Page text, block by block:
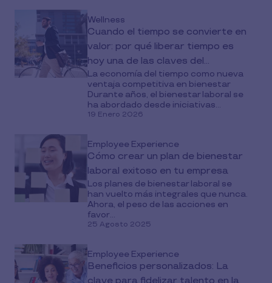
Wellness
Cuando el tiempo se convierte en
valor: por qué liberar tiempo es
hoy una de las claves del
bienestar laboral
La economía del tiempo como nueva
ventaja competitiva en bienestar
Durante años, el bienestar laboral se
ha abordado desde iniciativas...
19 Enero 2026
Employee Experience
Cómo crear un plan de bienestar
laboral exitoso en tu empresa
Los planes de bienestar laboral se
han vuelto más integrales que nunca.
Ahora, el peso de las acciones en
favor...
25 Agosto 2025
Employee Experience
Beneficios personalizados: La